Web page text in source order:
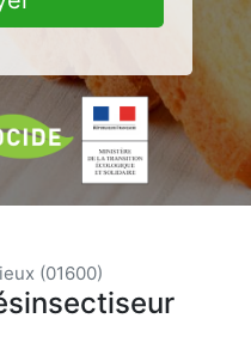
(01600)